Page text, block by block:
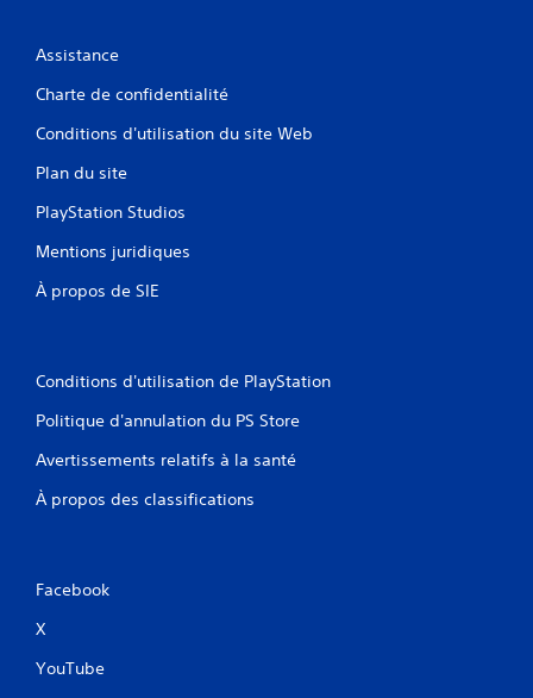
Assistance
Charte de confidentialité
Conditions d'utilisation du site Web
Plan du site
PlayStation Studios
Mentions juridiques
À propos de SIE
Conditions d'utilisation de PlayStation
Politique d'annulation du PS Store
Avertissements relatifs à la santé
À propos des classifications
Facebook
X
YouTube